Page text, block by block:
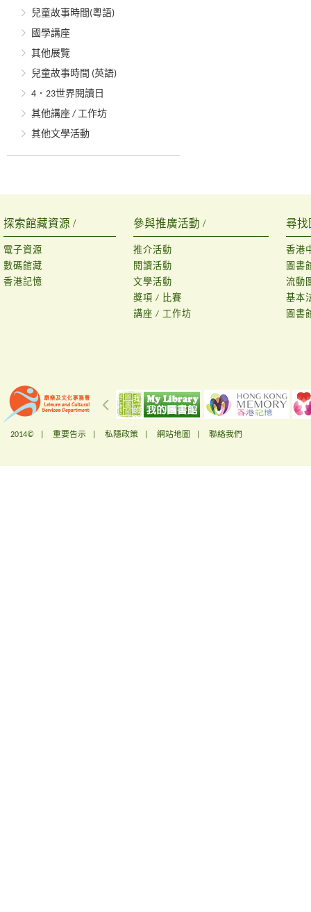
兒童故事時間(粵語)
國學講座
其他展覽
兒童故事時間 (英語)
4．23世界閱讀日
其他講座 / 工作坊
其他文學活動
探索館藏資源 /
電子資源
數碼館藏
香港記憶
參與推廣活動 /
推介活動
閱讀活動
文學活動
獎項 / 比賽
講座 / 工作坊
尋找
香港
圖書
流動
基本
圖書
2014© | 重要告示 私隱政策 網站地圖 聯絡我們